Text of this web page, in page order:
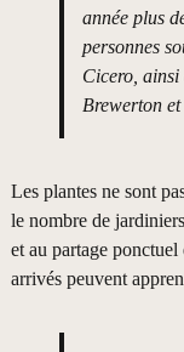
année plus
personnes
Cicero, ainsi
Brewerton
Les plantes ne sont
le nombre de
et au partage
arrivés peuvent